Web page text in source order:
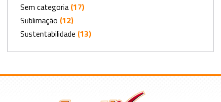
Sem categoria (17)
Sublimação (12)
Sustentabilidade (13)